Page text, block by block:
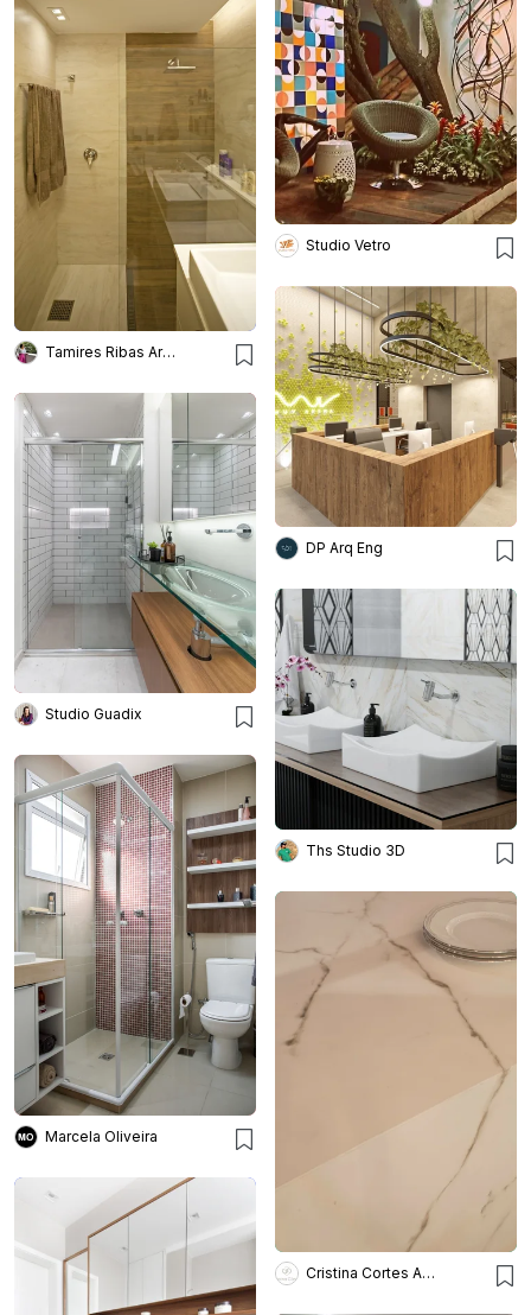
Tamires Ribas Arquitetura
Studio Vetro
DP Arq Eng
Studio Guadix
Ths Studio 3D
Marcela Oliveira
Cristina Cortes Arquitetura